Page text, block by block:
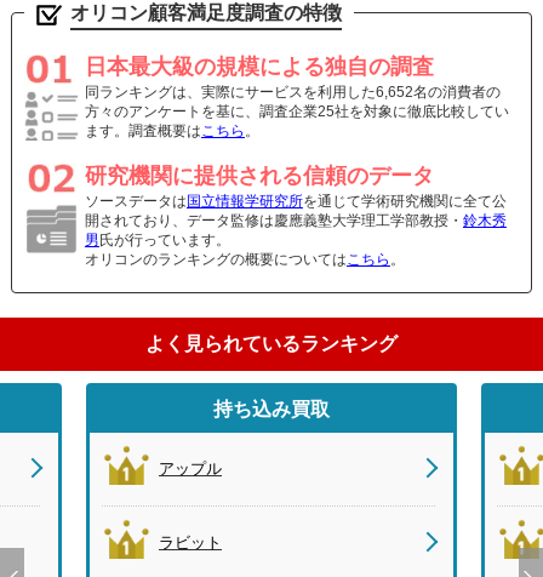
オリコン顧客満足度調査の特徴
日本最大級の規模による独自の調査
同ランキングは、実際にサービスを利用した6,652名の消費者の
方々のアンケートを基に、調査企業25社を対象に徹底比較してい
ます。調査概要はこちら 。
研究機関に提供される信頼のデータ
ソースデータは 国立情報学研究所を通じて学術研究機関に全て公
開されており、データ監修は慶應義塾大学理工学部教授・ 鈴木秀
男 氏が行っています。
オリコンのランキングの概要についてはこちら 。
よく見られているランキング
持ち込み買取
アップル
ラビット